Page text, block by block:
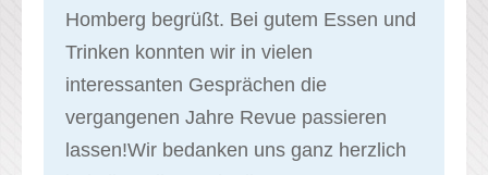
Homberg begrüßt. Bei gutem Essen und
Trinken konnten wir in vielen
interessanten Gesprächen die
vergangenen Jahre Revue passieren
lassen!Wir bedanken uns ganz herzlich